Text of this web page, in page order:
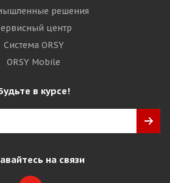
решения
центр
Система ORSY
ORSY Mobile
в курсе!
на связи